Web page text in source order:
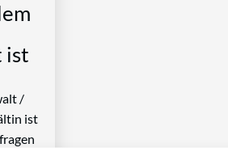
ist
/
ist